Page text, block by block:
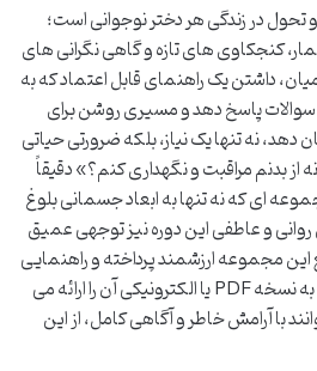
تحول در زندگی هر دختر نوجوانی است؛
کنجکاوی های تازه و گاهی نگرانی های
داشتن یک راهنمای قابل اعتماد که به
پاسخ دهد و مسیری روشن برای
نه تنها یک نیاز، بلکه ضرورتی حیاتی
بدنم مراقبت و نگهداری کنم؟» دقیقاً
ای که نه تنها به ابعاد جسمانی بلوغ
روانی و عاطفی این دوره نیز توجهی عمیق
این مجموعه ارزشمند پرداخته و راهنمایی
های لازم برای دسترسی قانونی به نسخه PDF یا الکترونیکی آن را ارائه می
با آرامش خاطر و آگاهی کامل، از این